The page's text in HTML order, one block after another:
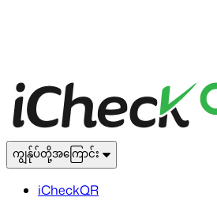
ကျွန်ုပ်တို့အကြောင်း
iCheckQR